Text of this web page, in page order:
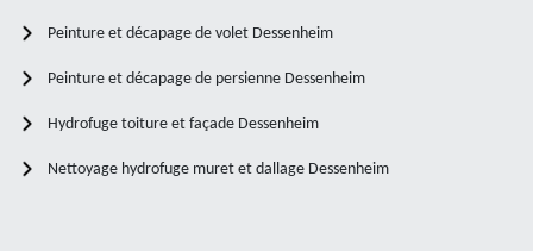
Peinture et décapage de volet Dessenheim
Peinture et décapage de persienne Dessenheim
Hydrofuge toiture et façade Dessenheim
Nettoyage hydrofuge muret et dallage Dessenheim